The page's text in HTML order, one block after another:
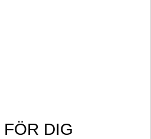
DIG